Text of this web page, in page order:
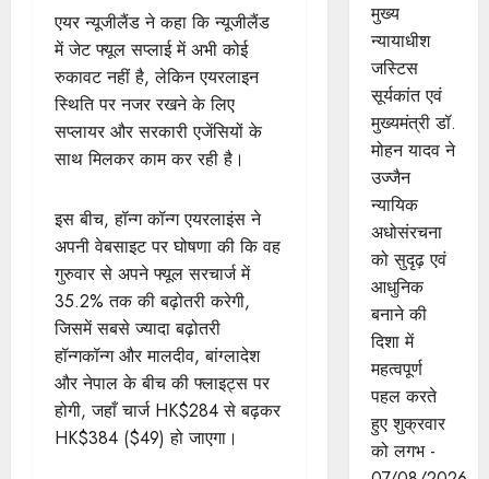
एयर न्यूजीलैंड ने कहा कि न्यूजीलैंड
में जेट फ्यूल सप्लाई में अभी कोई
रुकावट नहीं है, लेकिन एयरलाइन
स्थिति पर नजर रखने के लिए
सप्लायर और सरकारी एजेंसियों के
साथ मिलकर काम कर रही है।
इस बीच, हॉन्ग कॉन्ग एयरलाइंस ने
अपनी वेबसाइट पर घोषणा की कि वह
गुरुवार से अपने फ्यूल सरचार्ज में
35.2% तक की बढ़ोतरी करेगी,
जिसमें सबसे ज्यादा बढ़ोतरी
हॉन्गकॉन्ग और मालदीव, बांग्लादेश
और नेपाल के बीच की फ्लाइट्स पर
होगी, जहाँ चार्ज HK$284 से बढ़कर
HK$384 ($49) हो जाएगा।
मुख्‍य
न्‍यायाधीश
जस्टिस
सूर्यकांत एवं
मुख्यमंत्री डॉ.
मोहन यादव ने
उज्जैन
न्यायिक
अधोसंरचना
को सुदृढ़ एवं
आधुनिक
बनाने की
दिशा में
महत्वपूर्ण
पहल करते
हुए शुक्रवार
को लगभ -